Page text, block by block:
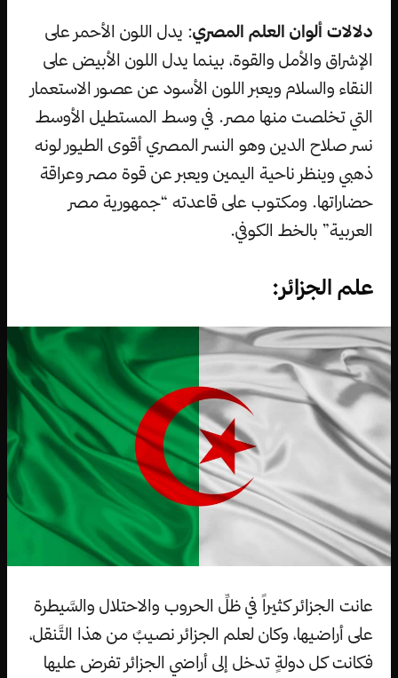
دلالات ألوان العلم المصري: يدل اللون الأحمر على
الإشراق والأمل والقوة، بينما يدل اللون الأبيض على
النقاء والسلام ويعبر اللون الأسود عن عصور الاستعمار
التي تخلصت منها مصر. في وسط المستطيل الأوسط
نسر صلاح الدين وهو النسر المصري أقوى الطيور لونه
ذهبي وينظر ناحية اليمين ويعبر عن قوة مصر وعراقة
حضاراتها. ومكتوب على قاعدته “جمهورية مصر
العربية” بالخط الكوفي.
علم الجزائر:
عانت الجزائر كثيراً في ظلِّ الحروب والاحتلال والسَّيطرة
على أراضيها، وكان لعلم الجزائر نصيبٌ من هذا التَّنقل،
فكانت كل دولةٍ تدخل إلى أراضي الجزائر تفرض عليها